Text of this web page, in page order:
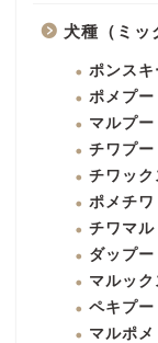
犬種（ミッ
ポンスキ
ポメプー
マルプー
チワプー
チワック
ポメチワ
チワマル
ダップー
マルック
ペキプー
マルポメ